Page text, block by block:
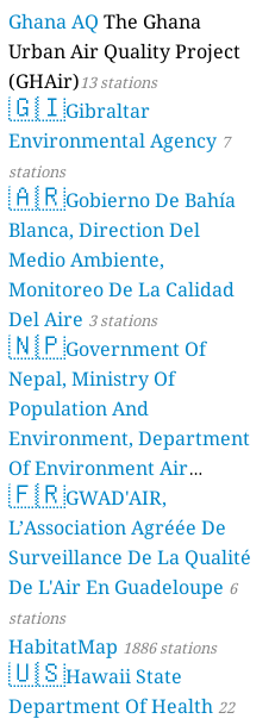
Ghana AQ The Ghana
Urban Air Quality Project
(GHAir)13 stations
🇬🇮Gibraltar
Environmental Agency 7
stations
🇦🇷Gobierno De Bahía
Blanca, Direction Del
Medio Ambiente,
Monitoreo De La Calidad
Del Aire 3 stations
🇳🇵Government Of
Nepal, Ministry Of
Population And
Environment, Department
Of Environment Air
Quality Monitoring
stations
🇫🇷GWAD'AIR,
L’Association Agréée De
Surveillance De La Qualité
De L'Air En Guadeloupe 6
stations
HabitatMap 1886 stations
🇺🇸Hawaii State
Department Of Health 22